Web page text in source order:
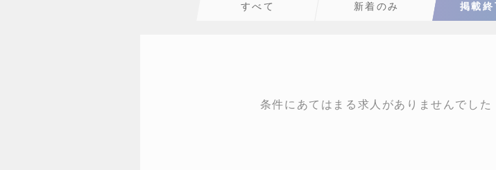
すべて 新着のみ 掲載終
条件にあてはまる求人がありませんでした